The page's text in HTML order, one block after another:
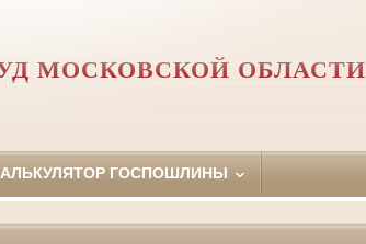
МОСКОВСКОЙ ОБЛАСТИ
ГОСПОШЛИНЫ